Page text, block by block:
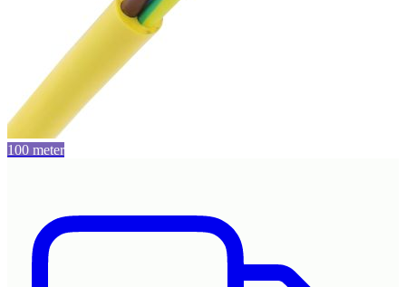
100 meter